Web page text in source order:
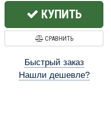
КУПИТЬ
СРАВНИТЬ
Быстрый заказ
Нашли дешевле?